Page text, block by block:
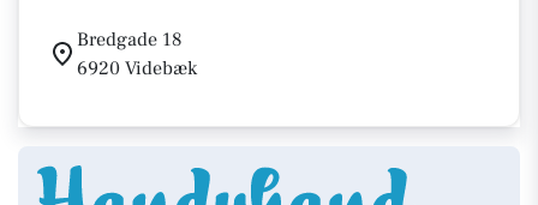
Bredgade 18
6920 Videbæk